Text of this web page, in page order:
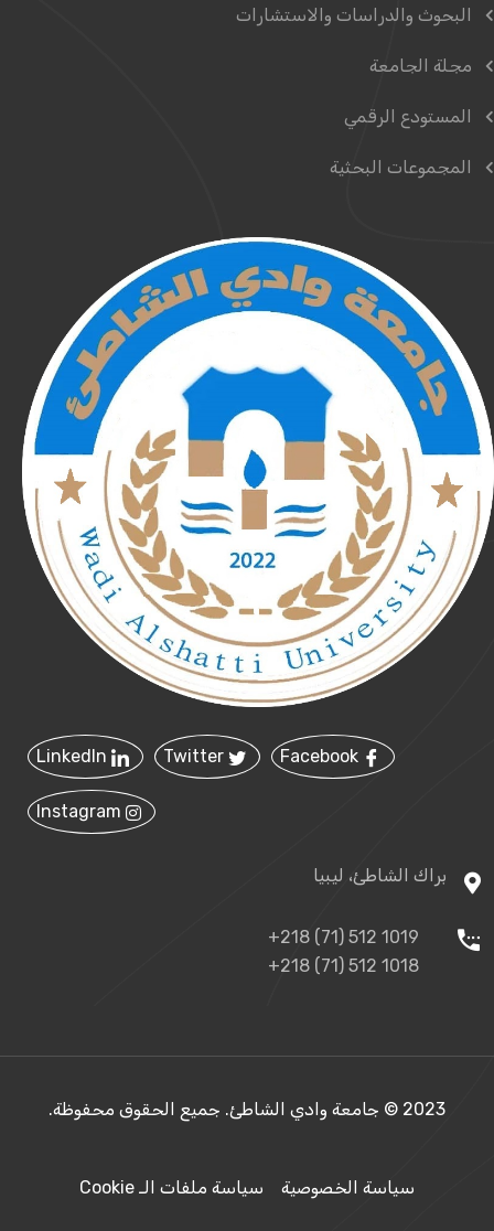
البحوث والدراسات والاستشارات
مجلة الجامعة
المستودع الرقمي
المجموعات البحثية
براك الشاطئ، ليبيا
+218 (71) 512 1019
+218 (71) 512 1018
2023 © جامعة وادي الشاطئ. جميع الحقوق محفوظة.
سياسة الخصوصية سياسة ملفات الـ Cookie